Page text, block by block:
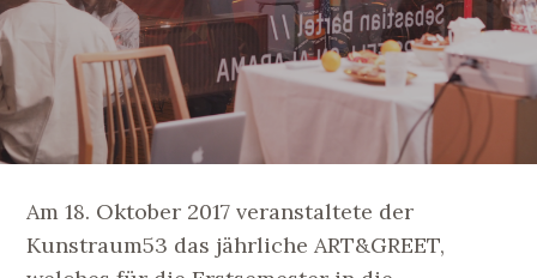
Am 18. Oktober 2017 veranstaltete der
Kunstraum53 das jährliche ART&GREET,